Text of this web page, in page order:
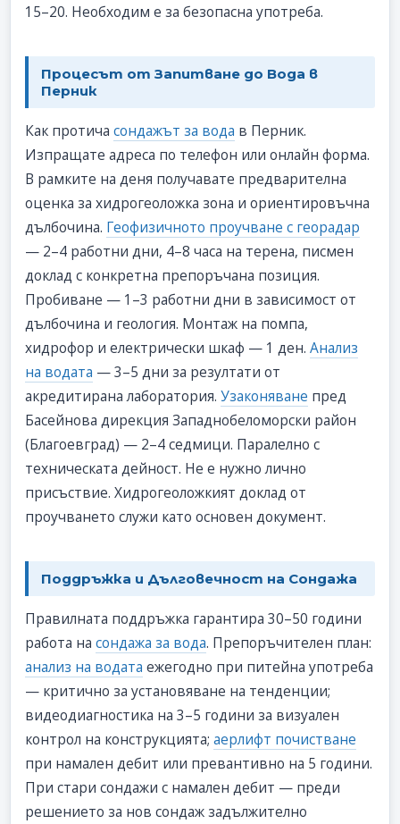
15–20. Необходим е за безопасна употреба.
Процесът от Запитване до Вода в
Перник
Как протичасондажът за вода в Перник.
Изпращате адреса по телефон или онлайн форма.
В рамките на деня получавате предварителна
оценка за хидрогеоложка зона и ориентировъчна
дълбочина. Геофизичното проучване с георадар
— 2–4 работни дни, 4–8 часа на терена, писмен
доклад с конкретна препоръчана позиция.
Пробиване — 1–3 работни дни в зависимост от
дълбочина и геология. Монтаж на помпа,
хидрофор и електрически шкаф — 1 ден.Анализ
на водата — 3–5 дни за резултати от
акредитирана лаборатория.Узаконяване пред
Басейнова дирекция Западнобеломорски район
(Благоевград) — 2–4 седмици. Паралелно с
техническата дейност. Не е нужно лично
присъствие. Хидрогеоложкият доклад от
проучването служи като основен документ.
Поддръжка и Дълговечност на Сондажа
Правилната поддръжка гарантира 30–50 години
работа насондажа за вода. Препоръчителен план:
анализ на водата ежегодно при питейна употреба
— критично за установяване на тенденции;
видеодиагностика на 3–5 години за визуален
контрол на конструкцията;аерлифт почистване
при намален дебит или превантивно на 5 години.
При стари сондажи с намален дебит — преди
решението за нов сондаж задължително